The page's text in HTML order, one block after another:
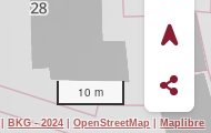
10 m
|BKG - 2024 |OpenStreetMap |Maplibre